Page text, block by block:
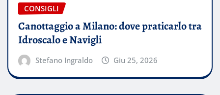
CONSIGLI
Canottaggio a Milano: dove praticarlo tra
Idroscalo e Navigli
Stefano Ingraldo Giu 25, 2026